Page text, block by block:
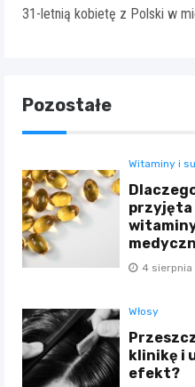
31-letnią kobietę z Polski w
Pozostałe
Witaminy i
przyjęta
4 sierpnia
Włosy
klinikę i
efekt?